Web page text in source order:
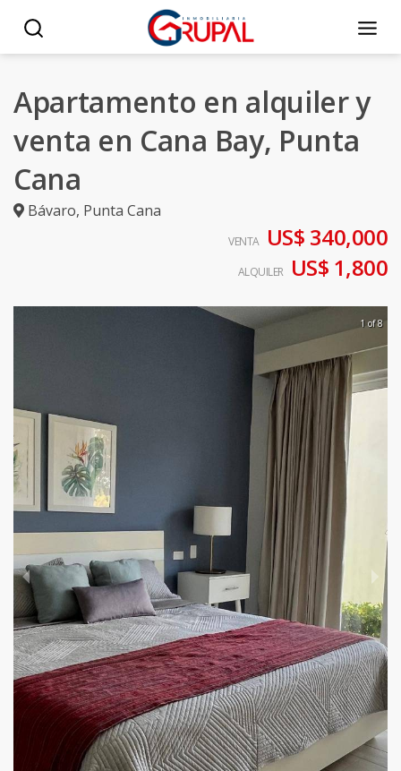
Apartamento en alquiler y
venta en Cana Bay, Punta
Cana
Bávaro, Punta Cana
VENTA US$ 340,000
ALQUILER US$ 1,800
1 of 8